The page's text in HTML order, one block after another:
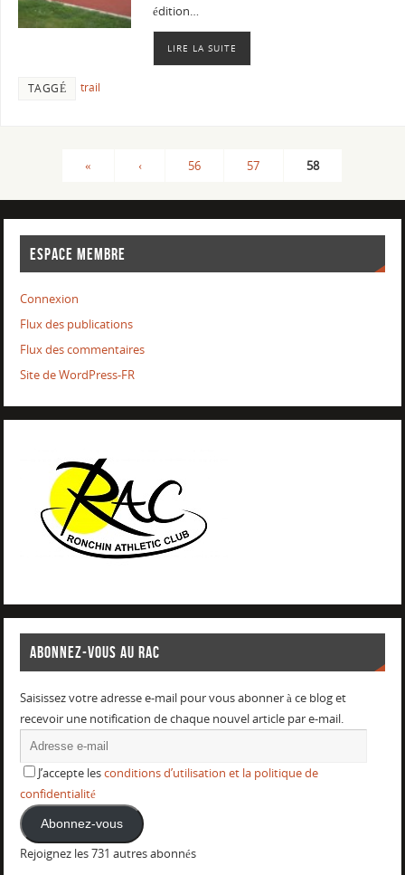
édition…
LIRE LA SUITE
TAGGÉ trail
« ‹ 56 57 58
ESPACE MEMBRE
Connexion
Flux des publications
Flux des commentaires
Site de WordPress-FR
ABONNEZ-VOUS AU RAC
Saisissez votre adresse e-mail pour vous abonner à ce blog et
recevoir une notification de chaque nouvel article par e-mail.
J’accepte lesconditions d’utilisation et la politique de
confidentialité
Abonnez-vous
Rejoignez les 731 autres abonnés